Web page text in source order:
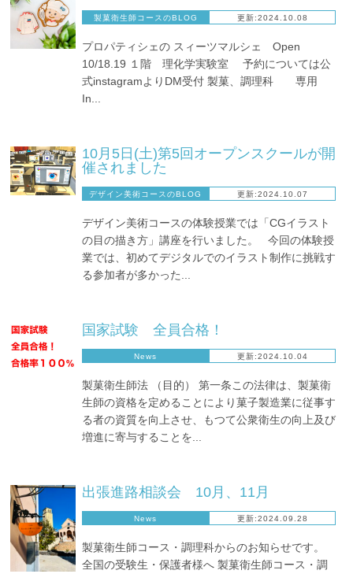
製菓衛生師コースのBLOG 更新:2024.10.08
プロパティシェの スィーツマルシェ Open
10/18.19 １階 理化学実験室 予約については公
式instagramよりDM受付 製菓、調理科 専用
In...
10月5日(土)第5回オープンスクールが開
催されました
デザイン美術コースのBLOG 更新:2024.10.07
デザイン美術コースの体験授業では「CGイラスト
の目の描き方」講座を行いました。 今回の体験授
業では、初めてデジタルでのイラスト制作に挑戦す
る参加者が多かった...
国家試験 全員合格！
News 更新:2024.10.04
製菓衛生師法 （目的） 第一条この法律は、製菓衛
生師の資格を定めることにより菓子製造業に従事す
る者の資質を向上させ、もつて公衆衛生の向上及び
増進に寄与することを...
出張進路相談会 10月、11月
News 更新:2024.09.28
製菓衛生師コース・調理科からのお知らせです。
全国の受験生・保護者様へ 製菓衛生師コース・調